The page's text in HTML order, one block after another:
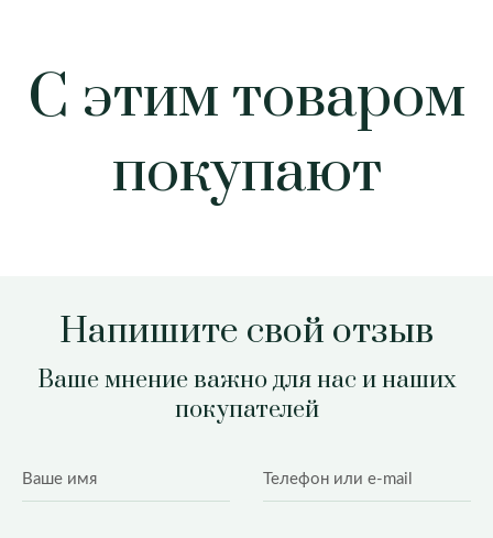
С этим товаром
покупают
Напишите свой отзыв
Ваше мнение важно для нас и наших
покупателей